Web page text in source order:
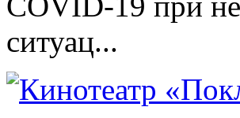
ситуац...